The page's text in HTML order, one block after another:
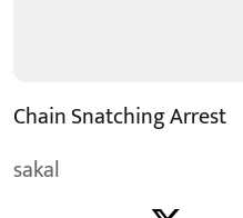
Chain Snatching Arrest
sakal